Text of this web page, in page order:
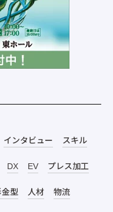
インタビュー スキル
DX EV プレス加工
型 人材 物流